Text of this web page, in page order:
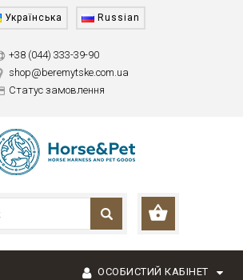
Українська Russian
+38 (044) 333-39-90
shop@beremytske.com.ua
Статус замовлення
ОСОБИСТИЙ КАБІНЕТ